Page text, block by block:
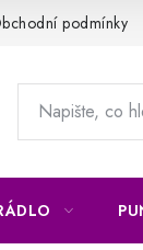
podmínky